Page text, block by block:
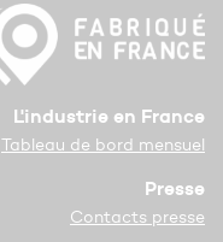
L'industrie en France
Tableau de bord mensuel
Presse
Contacts presse